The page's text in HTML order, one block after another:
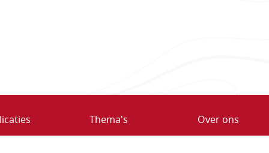
Thema's Over ons